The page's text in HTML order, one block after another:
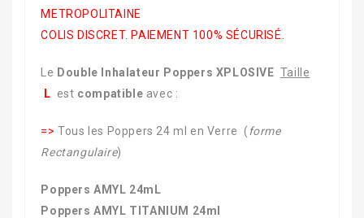
METROPOLITAINE
COLIS DISCRET. PAIEMENT 100% SÉCURISÉ.
Le Double Inhalateur Poppers XPLOSIVE Taille
L est compatible avec :
=> Tous les Poppers 24 ml en Verre (forme
Rectangulaire)
Poppers AMYL 24mL
Poppers AMYL TITANIUM 24ml